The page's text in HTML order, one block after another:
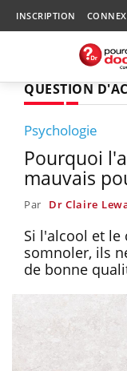
INSCRIPTION
QUESTION
Psychologie
Pourquoi
mauvais
Par Dr Claire
Si l'alcool et le
somnoler, ils
de bonne